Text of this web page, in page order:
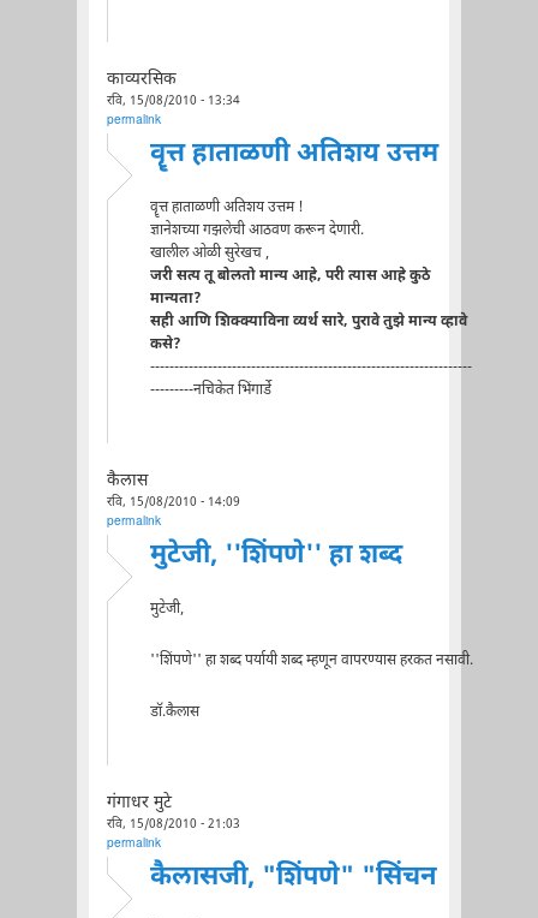
काव्यरसिक
रवि, 15/08/2010 - 13:34
permalink
वॄत्त हाताळणी अतिशय उत्तम
वॄत्त हाताळणी अतिशय उत्तम !
ज्ञानेशच्या गझलेची आठवण करून देणारी.
खालील ओळी सुरेखच ,
जरी सत्य तू बोलतो मान्य आहे, परी त्यास आहे कुठे
मान्यता?
सही आणि शिक्क्याविना व्यर्थ सारे, पुरावे तुझे मान्य व्हावे
कसे?
-------------------------------------------------------------------
---------नचिकेत भिंगार्डे
कैलास
रवि, 15/08/2010 - 14:09
permalink
मुटेजी, ''शिंपणे'' हा शब्द
मुटेजी,
''शिंपणे'' हा शब्द पर्यायी शब्द म्हणून वापरण्यास हरकत नसावी.
डॉ.कैलास
गंगाधर मुटे
रवि, 15/08/2010 - 21:03
permalink
कैलासजी, "शिंपणे" "सिंचन